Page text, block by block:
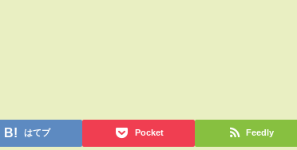
はてブ Pocket Feedly